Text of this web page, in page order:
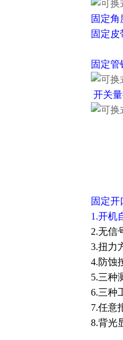
固定角
固定皮
固定管
开关量
固定开
1.开机
2.无信
3.扭力
4.防蚀
5.三种
6.三种
7.任意
8.背光